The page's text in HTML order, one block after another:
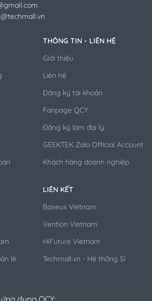
lẻ
THÔNG TIN - LIÊN HỆ
Giới thiệu
Liên hệ
Đăng ký tài khoản
Fanpage QCY
Đăng ký làm đại lý
GEEKTEK Zalo Official Account
Khách hàng doanh nghiệp
LIÊN KẾT
Baseus Vietnam
Vention Vietnam
HiFuture Vietnam
Techmall.vn - Hệ thống Sỉ